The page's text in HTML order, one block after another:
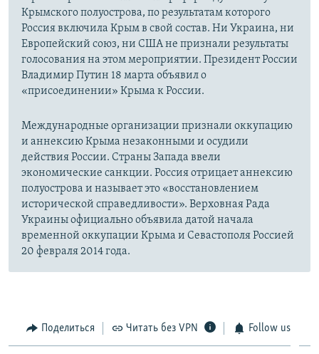
Крымского полуострова, по результатам которого
Россия включила Крым в свой состав. Ни Украина, ни
Европейский союз, ни США не признали результаты
голосования на этом мероприятии. Президент России
Владимир Путин 18 марта объявил о
«присоединении» Крыма к России.
Международные организации признали оккупацию
и аннексию Крыма незаконными и осудили
действия России. Страны Запада ввели
экономические санкции. Россия отрицает аннексию
полуострова и называет это «восстановлением
исторической справедливости». Верховная Рада
Украины официально объявила датой начала
временной оккупации Крыма и Севастополя Россией
20 февраля 2014 года.
Поделиться Читать без VPN Follow us